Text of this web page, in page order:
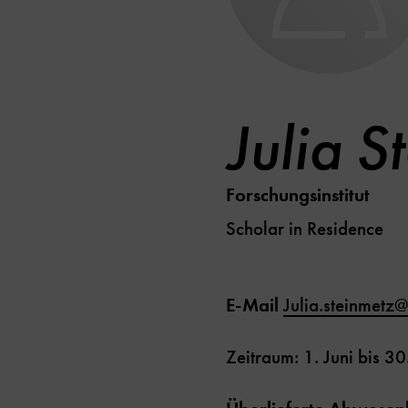
Julia
Forschungsinstitut
Scholar in Residence
E-Mail
Zeitraum: 1. Juni bis